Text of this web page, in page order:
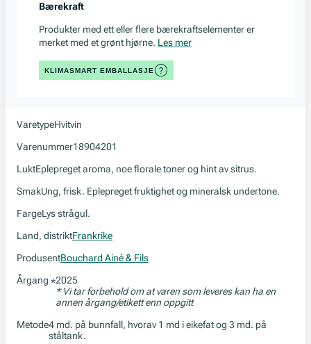
Bærekraft
Produkter med ett eller flere bærekraftselementer er
merket med et grønt hjørne. Les mer
KLIMASMART EMBALLASJE
VaretypeHvitvin
Varenummer18904201
LuktEplepreget aroma, noe florale toner og hint av sitrus.
SmakUng, frisk. Eplepreget fruktighet og mineralsk undertone.
FargeLys strågul.
Land, distriktFrankrike
ProdusentBouchard Ainé & Fils
Årgang *2025
* Vi tar forbehold om at varen som leveres kan ha en
annen årgang/etikett enn oppgitt
Metode4 md. på bunnfall, hvorav 1 md i eikefat og 3 md. på
ståltank.